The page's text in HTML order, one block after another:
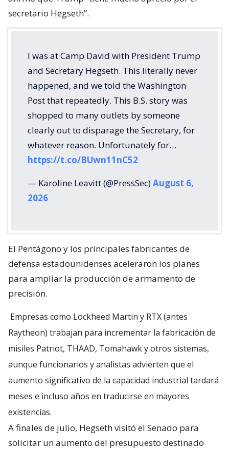
secretario Hegseth”.
I was at Camp David with President Trump
and Secretary Hegseth. This literally never
happened, and we told the Washington
Post that repeatedly. This B.S. story was
shopped to many outlets by someone
clearly out to disparage the Secretary, for
whatever reason. Unfortunately for…
https://t.co/BUwn11nC52
— Karoline Leavitt (@PressSec)August 6,
2026
El Pentágono y los principales fabricantes de
defensa estadounidenses aceleraron los planes
para ampliar la producción de armamento de
precisión.
Empresas como Lockheed Martin y RTX (antes
Raytheon) trabajan para incrementar la fabricación de
misiles Patriot, THAAD, Tomahawk y otros sistemas,
aunque funcionarios y analistas advierten que el
aumento significativo de la capacidad industrial tardará
meses e incluso años en traducirse en mayores
existencias.
A finales de julio, Hegseth visitó el Senado para
solicitar un aumento del presupuesto destinado